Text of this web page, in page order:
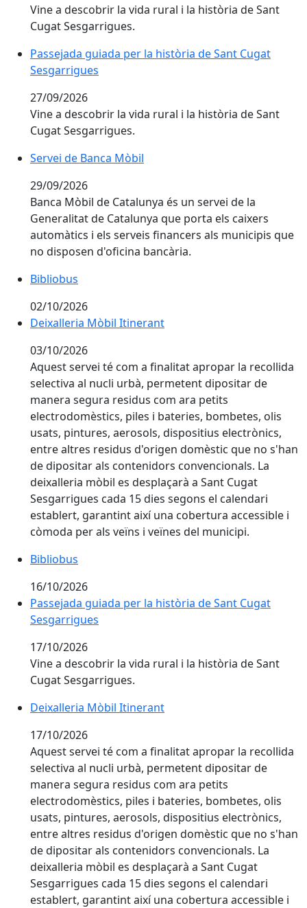
Vine a descobrir la vida rural i la història de Sant
Cugat Sesgarrigues.
Passejada guiada per la història de Sant Cugat
Passejada guiada per la història de Sant Cugat
Sesgarrigues
27/09/2026
Vine a descobrir la vida rural i la història de Sant
Cugat Sesgarrigues.
Servei de Banca Mòbil
29/09/2026
Banca Mòbil de Catalunya és un servei de la
Generalitat de Catalunya que porta els caixers
automàtics i els serveis financers als municipis que
no disposen d'oficina bancària.
Bibliobus
02/10/2026
Deixalleria Mòbil Itinerant
03/10/2026
Aquest servei té com a finalitat apropar la recollida
selectiva al nucli urbà, permetent dipositar de
manera segura residus com ara petits
electrodomèstics, piles i bateries, bombetes, olis
usats, pintures, aerosols, dispositius electrònics,
entre altres residus d'origen domèstic que no s'han
de dipositar als contenidors convencionals. La
deixalleria mòbil es desplaçarà a Sant Cugat
Sesgarrigues cada 15 dies segons el calendari
establert, garantint així una cobertura accessible i
còmoda per als veïns i veïnes del municipi.
Bibliobus
16/10/2026
Passejada guiada per la història de Sant Cugat
Passejada guiada per la història de Sant Cugat
Sesgarrigues
17/10/2026
Vine a descobrir la vida rural i la història de Sant
Cugat Sesgarrigues.
Deixalleria Mòbil Itinerant
17/10/2026
Aquest servei té com a finalitat apropar la recollida
selectiva al nucli urbà, permetent dipositar de
manera segura residus com ara petits
electrodomèstics, piles i bateries, bombetes, olis
usats, pintures, aerosols, dispositius electrònics,
entre altres residus d'origen domèstic que no s'han
de dipositar als contenidors convencionals. La
deixalleria mòbil es desplaçarà a Sant Cugat
Sesgarrigues cada 15 dies segons el calendari
establert, garantint així una cobertura accessible i